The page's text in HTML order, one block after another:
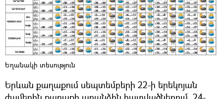
Եղանակի տեսություն
Երևան քաղաքում սեպտեմբերի 22-ի երեկոյան